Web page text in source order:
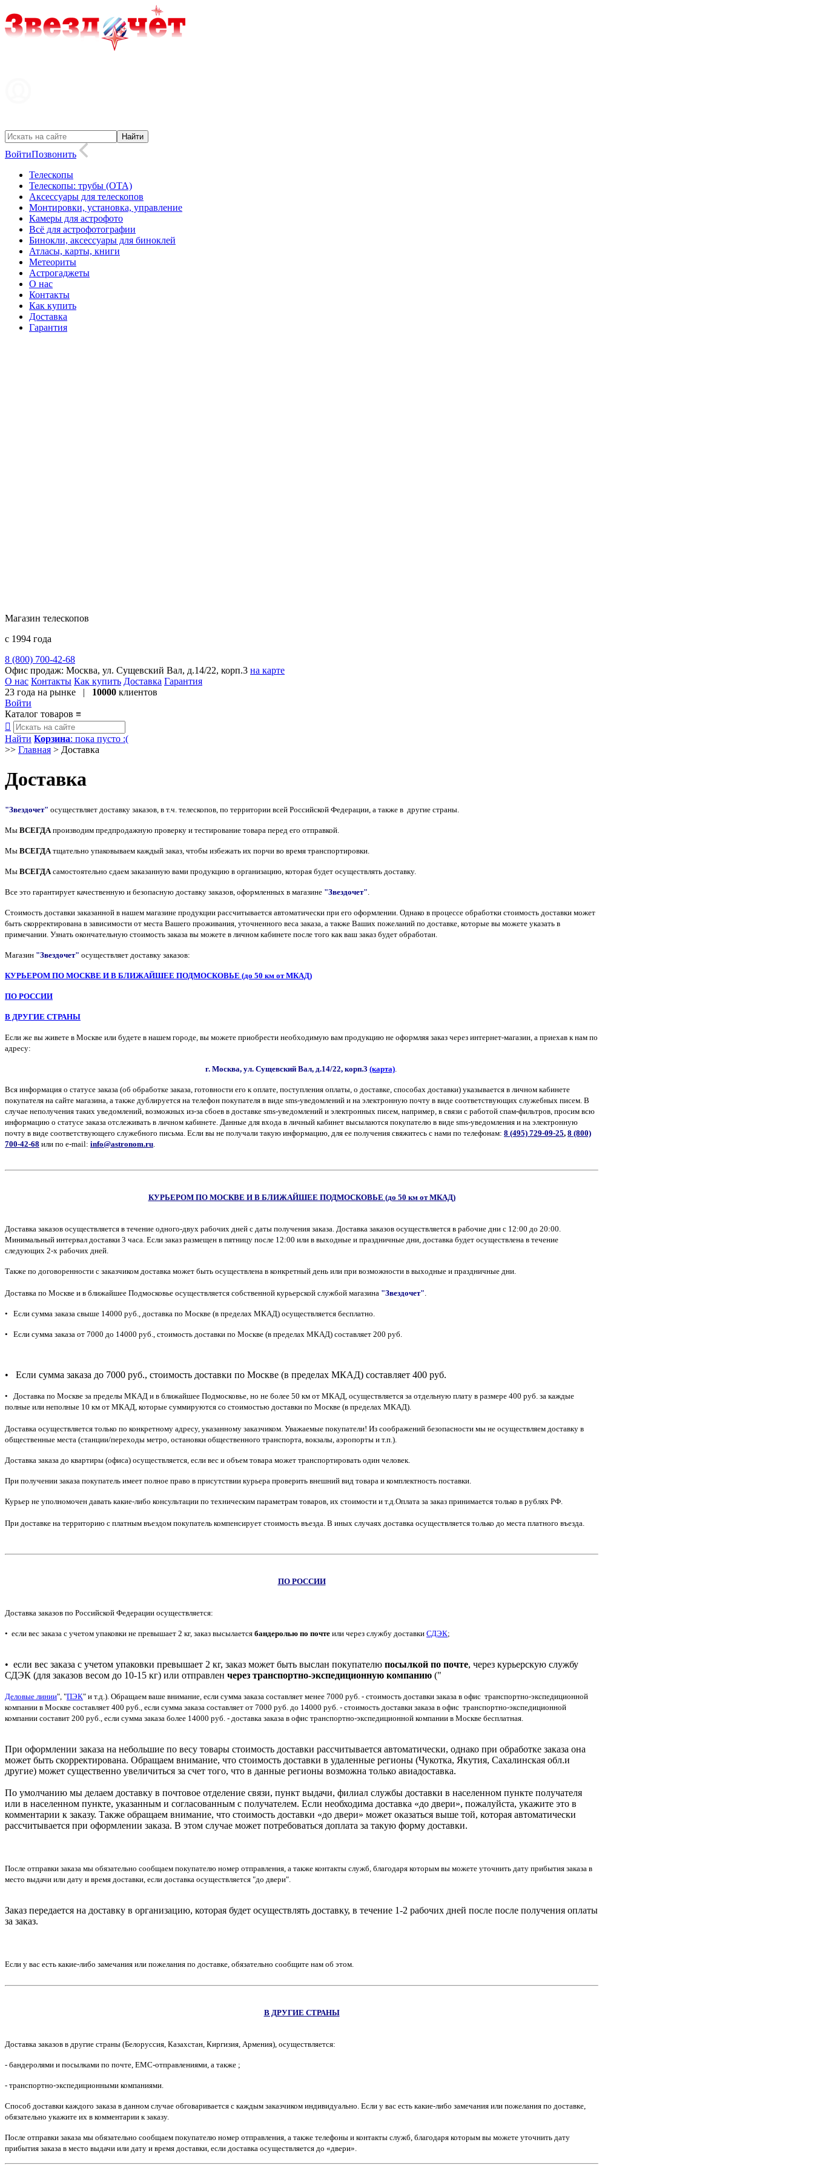
ВойтиПозвонить
Телескопы
Телескопы: трубы (OTA)
Аксессуары для телескопов
Монтировки, установка, управление
Камеры для астрофото
Всё для астрофотографии
Бинокли, аксессуары для биноклей
Атласы, карты, книги
Метеориты
Астрогаджеты
О нас
Контакты
Как купить
Доставка
Гарантия
Магазин телескопов
с 1994 года
8 (800) 700-42-68
Офис продаж: Москва, ул. Сущевский Вал, д.14/22, корп.3 на карте
О нас Контакты Как купить Доставка Гарантия
23 года на рынке | 10000 клиентов
Войти
Каталог товаров ≡

Найти Корзина: пока пусто :(
>> Главная > Доставка
Доставка
"Звездочет" осуществляет доставку заказов, в т.ч. телескопов, по территории всей Российской Федерации, а также в другие страны.
Мы ВСЕГДА производим предпродажную проверку и тестирование товара перед его отправкой.
Мы ВСЕГДА тщательно упаковываем каждый заказ, чтобы избежать их порчи во время транспортировки.
Мы ВСЕГДА самостоятельно сдаем заказанную вами продукцию в организацию, которая будет осуществлять доставку.
Все это гарантирует качественную и безопасную доставку заказов, оформленных в магазине "Звездочет"
Стоимость доставки заказанной в нашем магазине продукции рассчитывается автоматически при его оформлении. Однако в процессе обработки стоимость доставки может
быть скорректирована в зависимости от места Вашего проживания, уточненного веса заказа, а также Ваших пожеланий по доставке, которые вы можете указать в
примечании. Узнать окончательную стоимость заказа вы можете в личном кабинете после того как ваш заказ будет обработан.
Магазин "Звездочет" осуществляет доставку заказов:
КУРЬЕРОМ ПО МОСКВЕ И В БЛИЖАЙШЕЕ ПОДМОСКОВЬЕ (до 50 км от МКАД)
ПО РОССИИ
В ДРУГИЕ СТРАНЫ
Если же вы живете в Москве или будете в нашем городе, вы можете приобрести необходимую вам продукцию не оформляя заказ через интернет-магазин, а приехав к нам по
адресу:
г. Москва, ул. Сущевский Вал, д.14/22, корп.3 (карта).
Вся информация о статусе заказа (об обработке заказа, готовности его к оплате, поступления оплаты, о доставке, способах доставки) указывается в личном кабинете
покупателя на сайте магазина, а также дублируется на телефон покупателя в виде sms-уведомлений и на электронную почту в виде соответствующих служебных писем. В
случае неполучения таких уведомлений, возможных из-за сбоев в доставке sms-уведомлений и электронных писем, например, в связи с работой спам-фильтров, просим всю
информацию о статусе заказа отслеживать в личном кабинете. Данные для входа в личный кабинет высылаются покупателю в виде sms-уведомления и на электронную
почту в виде соответствующего служебного письма. Если вы не получали такую информацию, для ее получения свяжитесь с нами по телефонам: 8 (495) 729-09-25, 8 (800)
700-42-68 или по e-mail: info@astronom.ru
КУРЬЕРОМ ПО МОСКВЕ И В БЛИЖАЙШЕЕ ПОДМОСКОВЬЕ (до 50 км от МКАД)
Доставка заказов осуществляется в течение одного-двух рабочих дней с даты получения заказа. Доставка заказов осуществляется в рабочие дни с 12:00 до 20:00.
Минимальный интервал доставки 3 часа. Если заказ размещен в пятницу после 12:00 или в выходные и праздничные дни, доставка будет осуществлена в течение
следующих 2-х рабочих дней.
Также по договоренности с заказчиком доставка может быть осуществлена в конкретный день или при возможности в выходные и праздничные дни.
Доставка по Москве и в ближайшее Подмосковье осуществляется собственной курьерской службой магазина "Звездочет"
• Если сумма заказа свыше 14000 руб., доставка по Москве (в пределах МКАД) осуществляется бесплатно.
• Если сумма заказа от 7000 до 14000 руб., стоимость доставки по Москве (в пределах МКАД) составляет 200 руб.
• Если сумма заказа до 7000 руб., стоимость доставки по Москве (в пределах МКАД) составляет 400 руб.
• Доставка по Москве за пределы МКАД и в ближайшее Подмосковье, но не более 50 км от МКАД, осуществляется за отдельную плату в размере 400 руб. за каждые
полные или неполные 10 км от МКАД, которые суммируются со стоимостью доставки по Москве (в пределах МКАД).
Доставка осуществляется только по конкретному адресу, указанному заказчиком. Уважаемые покупатели! Из соображений безопасности мы не осуществляем доставку в
общественные места (станции/переходы метро, остановки общественного транспорта, вокзалы, аэропорты и т.п.).
Доставка заказа до квартиры (офиса) осуществляется, если вес и объем товара может транспортировать один человек.
При получении заказа покупатель имеет полное право в присутствии курьера проверить внешний вид товара и комплектность поставки.
Курьер не уполномочен давать какие-либо консультации по техническим параметрам товаров, их стоимости и т.д.Оплата за заказ принимается только в рублях РФ.
При доставке на территорию с платным въездом покупатель компенсирует стоимость въезда. В иных случаях доставка осуществляется только до места платного въезда.
ПО РОССИИ
Доставка заказов по Российской Федерации осуществляется:
• если вес заказа с учетом упаковки не превышает 2 кг, заказ высылается бандеролью по почте или через службу доставки СДЭК;
• если вес заказа с учетом упаковки превышает 2 кг, заказ может быть выслан покупателю посылкой по почте, через курьерскую службу
СДЭК (для заказов весом до 10-15 кг) или отправлен через транспортно-экспедиционную компанию ("
Деловые линии", "ПЭК" и т.д.). Обращаем ваше внимание, если сумма заказа составляет менее 7000 руб. - стоимость доставки заказа в офис транспортно-экспедиционной
компании в Москве составляет 400 руб., если сумма заказа составляет от 7000 руб. до 14000 руб. - стоимость доставки заказа в офис транспортно-экспедиционной
компании составит 200 руб., если сумма заказа более 14000 руб. - доставка заказа в офис транспортно-экспедиционной компании в Москве бесплатная.
При оформлении заказа на небольшие по весу товары стоимость доставки рассчитывается автоматически, однако при обработке заказа она
может быть скорректирована. Обращаем внимание, что стоимость доставки в удаленные регионы (Чукотка, Якутия, Сахалинская обл.и
другие) может существенно увеличиться за счет того, что в данные регионы возможна только авиадоставка.
По умолчанию мы делаем доставку в почтовое отделение связи, пункт выдачи, филиал службы доставки в населенном пункте получателя
или в населенном пункте, указанным и согласованным с получателем. Если необходима доставка «до двери», пожалуйста, укажите это в
комментарии к заказу. Также обращаем внимание, что стоимость доставки «до двери» может оказаться выше той, которая автоматически
рассчитывается при оформлении заказа. В этом случае может потребоваться доплата за такую форму доставки.
После отправки заказа мы обязательно сообщаем покупателю номер отправления, а также контакты служб, благодаря которым вы можете уточнить дату прибытия заказа в
место выдачи или дату и время доставки, если доставка осуществляется "до двери".
Заказ передается на доставку в организацию, которая будет осуществлять доставку, в течение 1-2 рабочих дней после после получения оплаты
за заказ.
Если у вас есть какие-либо замечания или пожелания по доставке, обязательно сообщите нам об этом.
В ДРУГИЕ СТРАНЫ
Доставка заказов в другие страны (Белоруссия, Казахстан, Киргизия, Армения), осуществляется:
- бандеролями и посылками по почте, ЕМС-отправлениями, а также ;
- транспортно-экспедиционными компаниями.
Способ доставки каждого заказа в данном случае обговаривается с каждым заказчиком индивидуально. Если у вас есть какие-либо замечания или пожелания по доставке,
обязательно укажите их в комментарии к заказу.
После отправки заказа мы обязательно сообщаем покупателю номер отправления, а также телефоны и контакты служб, благодаря которым вы можете уточнить дату
прибытия заказа в место выдачи или дату и время доставки, если доставка осуществляется до «двери».